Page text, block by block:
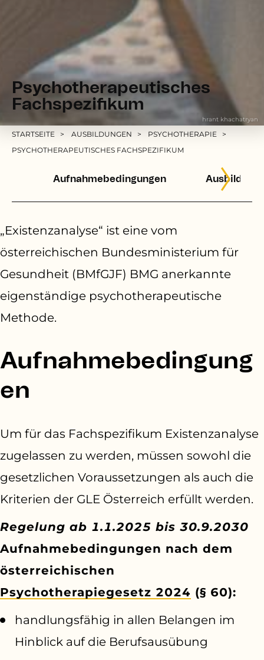
hrant khachatryan
Psychotherapeutisches
Fachspezifikum
STARTSEITE AUSBILDUNGEN
PSYCHOTHERAPIE
PSYCHOTHERAPEUTISCHES FACHSPEZIFIKUM
Aufnahmebedingungen Ausbildung
„Existenzanalyse“ ist eine vom
österreichischen Bundesministerium für
Gesundheit (BMfGJF) BMG anerkannte
eigenständige psychotherapeutische
Methode.
Aufnahmebedingung
en
Um für das Fachspezifikum Existenzanalyse
zugelassen zu werden, müssen sowohl die
gesetzlichen Voraussetzungen als auch die
Kriterien der GLE Österreich erfüllt werden.
Regelung ab 1.1.2025 bis 30.9.2030
Aufnahmebedingungen nach dem
österreichischen
Psychotherapiegesetz 2024 (§ 60):
handlungsfähig in allen Belangen im
Hinblick auf die Berufsausübung